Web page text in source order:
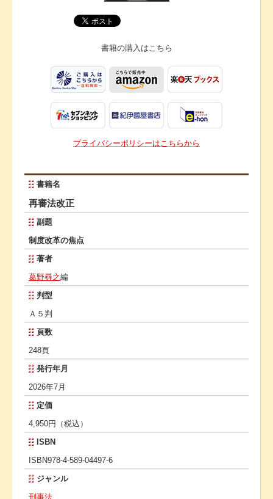
書籍の購入はこちら
プライバシーポリシーはこちらから
書籍名
再審法改正
副題
制度改革の焦点
著者
葛野尋之編
判型
Ａ５判
頁数
248頁
発行年月
2026年7月
定価
4,950円（税込）
ISBN
ISBN978-4-589-04497-6
ジャンル
刑事法